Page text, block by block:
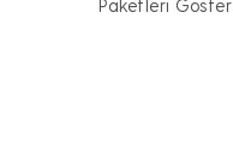
Paketleri Göster